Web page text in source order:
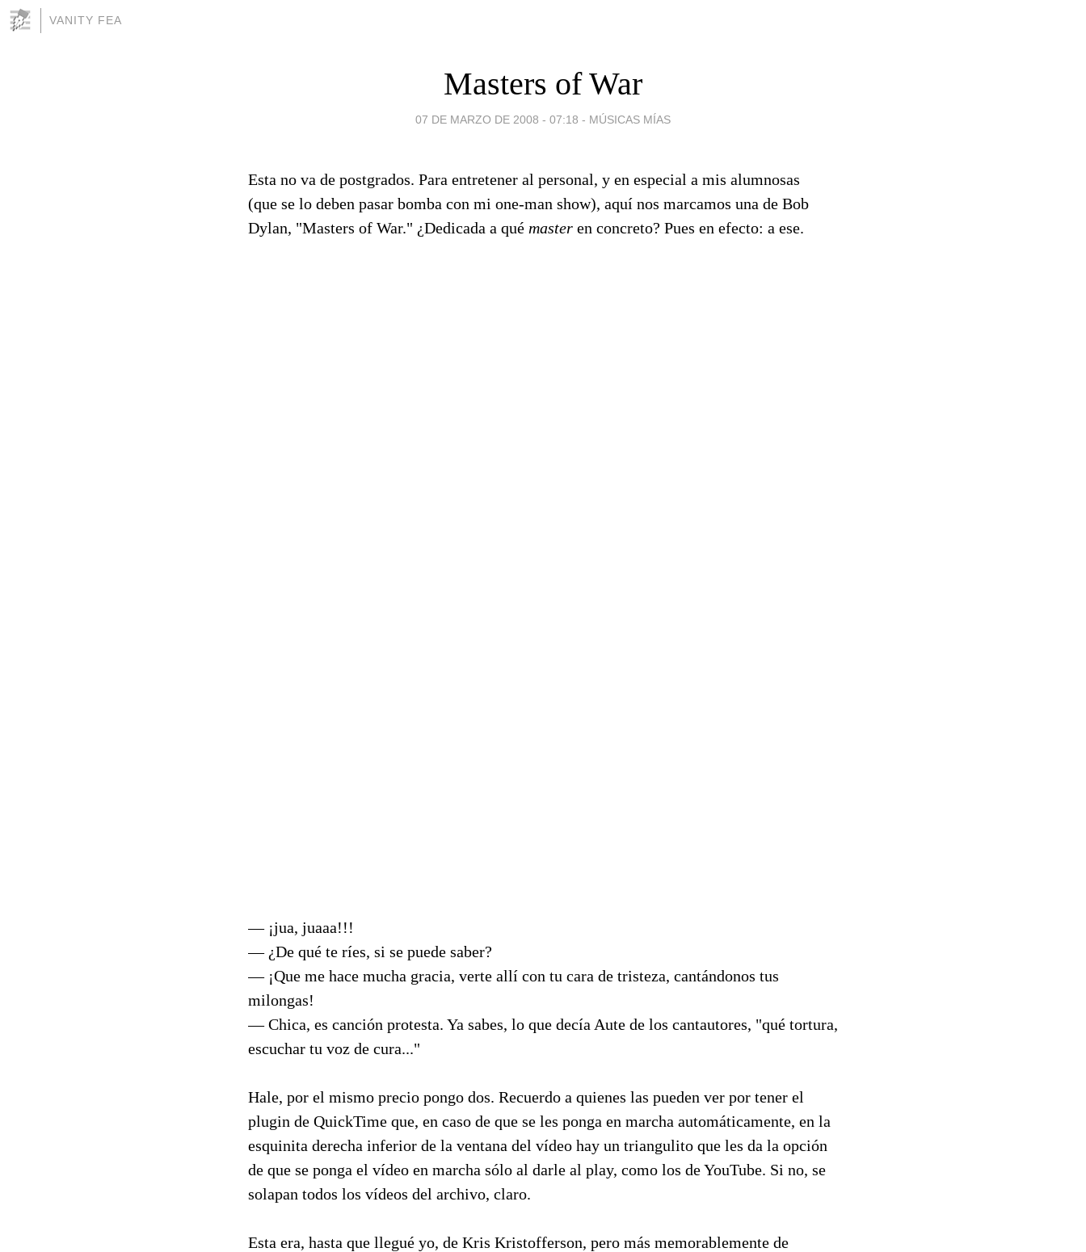
VANITY FEA
Masters of War
07 DE MARZO DE 2008 - 07:18 - MÚSICAS MÍAS
Esta no va de postgrados. Para entretener al personal, y en especial a mis alumnosas
(que se lo deben pasar bomba con mi one-man show), aquí nos marcamos una de Bob
Dylan, "Masters of War." ¿Dedicada a qué master en concreto? Pues en efecto: a ese.
— ¡jua, juaaa!!!
— ¿De qué te ríes, si se puede saber?
— ¡Que me hace mucha gracia, verte allí con tu cara de tristeza, cantándonos tus
milongas!
— Chica, es canción protesta. Ya sabes, lo que decía Aute de los cantautores, "qué tortura,
escuchar tu voz de cura..."
Hale, por el mismo precio pongo dos. Recuerdo a quienes las pueden ver por tener el
plugin de QuickTime que, en caso de que se les ponga en marcha automáticamente, en la
esquinita derecha inferior de la ventana del vídeo hay un triangulito que les da la opción
de que se ponga el vídeo en marcha sólo al darle al play, como los de YouTube. Si no, se
solapan todos los vídeos del archivo, claro.
Esta era, hasta que llegué yo, de Kris Kristofferson, pero más memorablemente de